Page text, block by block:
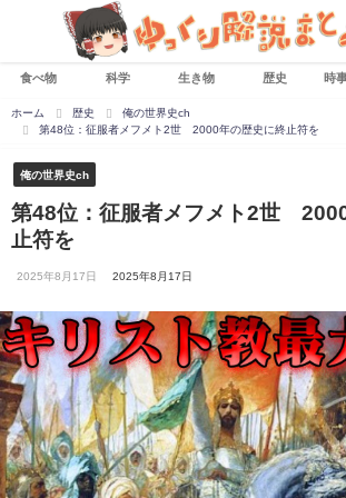
食べ物 科学 生き物 歴史 時
ホーム 歴史
俺の世界史ch
第48位：征服者メフメト2世 2000年の歴史に終止符を
俺の世界史ch
第48位：征服者メフメト2世
止符を
2025年8月17日 2025年8月17日